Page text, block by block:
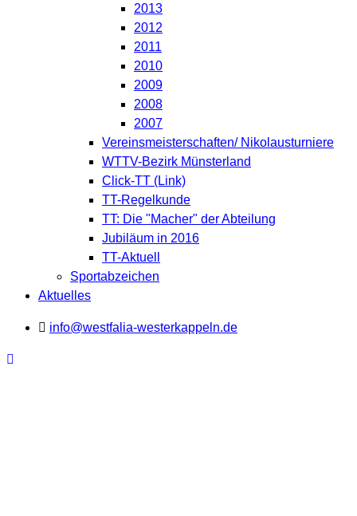
2013
2012
2011
2010
2009
2008
2007
Vereinsmeisterschaften/ Nikolausturniere
WTTV-Bezirk Münsterland
Click-TT (Link)
TT-Regelkunde
TT: Die "Macher" der Abteilung
Jubiläum in 2016
TT-Aktuell
Sportabzeichen
Aktuelles
info@westfalia-westerkappeln.de